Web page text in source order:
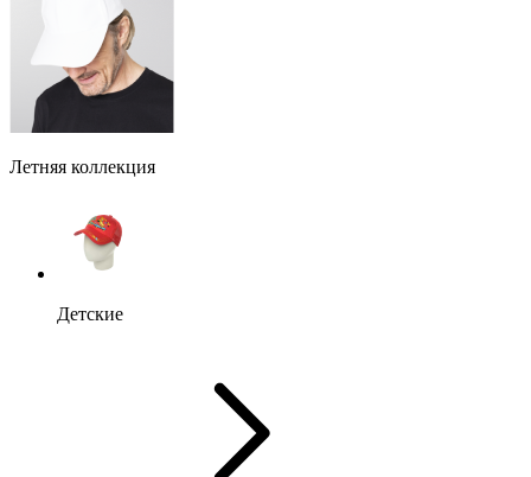
Летняя коллекция
Детские